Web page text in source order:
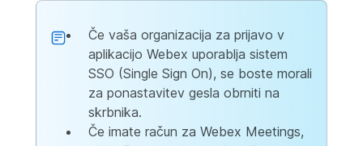
Če vaša organizacija za prijavo v
aplikacijo Webex uporablja sistem
SSO (Single Sign On), se boste morali
za ponastavitev gesla obrniti na
skrbnika.
Če imate račun za Webex Meetings,